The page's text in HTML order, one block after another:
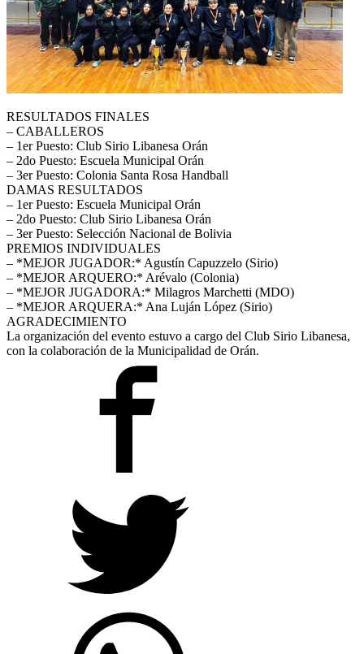
RESULTADOS FINALES
– CABALLEROS
– 1er Puesto: Club Sirio Libanesa Orán
– 2do Puesto: Escuela Municipal Orán
– 3er Puesto: Colonia Santa Rosa Handball
DAMAS RESULTADOS
– 1er Puesto: Escuela Municipal Orán
– 2do Puesto: Club Sirio Libanesa Orán
– 3er Puesto: Selección Nacional de Bolivia
PREMIOS INDIVIDUALES
– *MEJOR JUGADOR:* Agustín Capuzzelo (Sirio)
– *MEJOR ARQUERO:* Arévalo (Colonia)
– *MEJOR JUGADORA:* Milagros Marchetti (MDO)
– *MEJOR ARQUERA:* Ana Luján López (Sirio)
AGRADECIMIENTO
La organización del evento estuvo a cargo del Club Sirio Libanesa,
con la colaboración de la Municipalidad de Orán.